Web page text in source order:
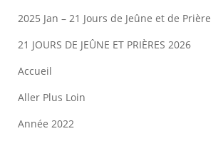
2025 Jan – 21 Jours de Jeûne et de Prière
21 JOURS DE JEÛNE ET PRIÈRES 2026
Accueil
Aller Plus Loin
Année 2022